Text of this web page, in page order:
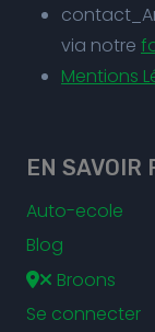
via notre
Mentions
EN SAVOIR
Auto-ecole
Blog
Broons
Se connecter